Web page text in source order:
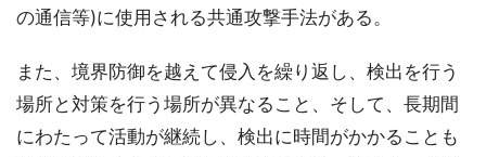
の通信等)に使用される共通攻撃手法がある。
また、境界防御を越えて侵入を繰り返し、検出を行う
場所と対策を行う場所が異なること、そして、長期間
にわたって活動が継続し、検出に時間がかかることも